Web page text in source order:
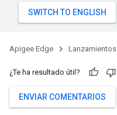
Apigee Edge Lanzamientos
¿Te ha resultado útil?
ENVIAR COMENTARIOS